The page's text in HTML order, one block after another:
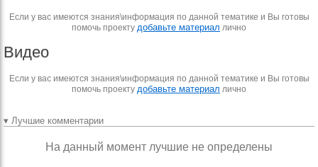
Если у вас имеются знания\информация по данной тематике и Вы готовы
помочь проекту добавьте материал лично
Видео
Если у вас имеются знания\информация по данной тематике и Вы готовы
помочь проекту добавьте материал лично
▾ Лучшие комментарии
На данный момент лучшие не определены